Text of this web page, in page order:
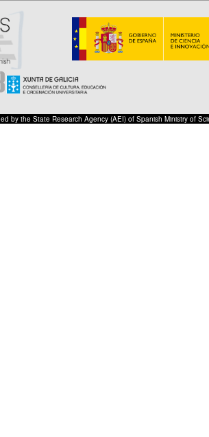
by the State Research Agency (AEI) of Spanish Ministry of